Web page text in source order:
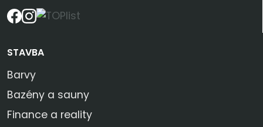
STAVBA
Barvy
Bazény a sauny
Finance a reality